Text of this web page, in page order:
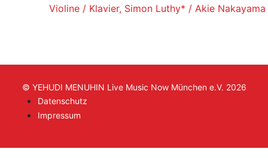
Violine / Klavier, Simon Luthy* / Akie Nakayama
© YEHUDI MENUHIN Live Music Now München e.V. 2026
Datenschutz
Impressum